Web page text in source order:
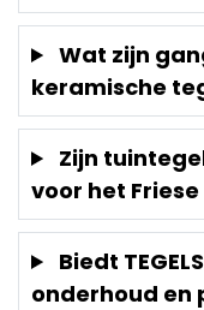
Wat zijn
keramische
Zijn
voor het
Biedt
onderhoud en